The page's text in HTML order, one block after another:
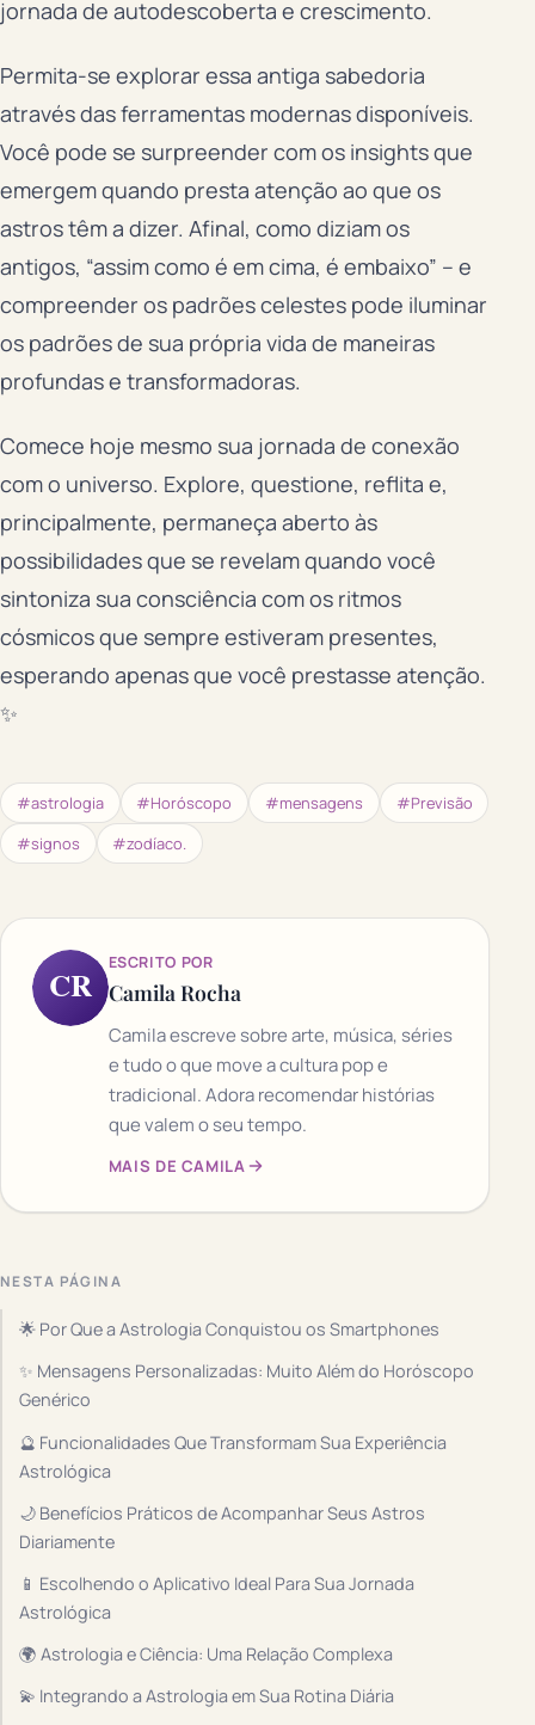
jornada de autodescoberta e crescimento.
Permita-se explorar essa antiga sabedoria
através das ferramentas modernas disponíveis.
Você pode se surpreender com os insights que
emergem quando presta atenção ao que os
astros têm a dizer. Afinal, como diziam os
antigos, “assim como é em cima, é embaixo” – e
compreender os padrões celestes pode iluminar
os padrões de sua própria vida de maneiras
profundas e transformadoras.
Comece hoje mesmo sua jornada de conexão
com o universo. Explore, questione, reflita e,
principalmente, permaneça aberto às
possibilidades que se revelam quando você
sintoniza sua consciência com os ritmos
cósmicos que sempre estiveram presentes,
esperando apenas que você prestasse atenção.
✨
#astrologia #Horóscopo #mensagens
#Previsão
#signos
#zodíaco.
CR
ESCRITO POR
Camila Rocha
Camila escreve sobre arte, música, séries
e tudo o que move a cultura pop e
tradicional. Adora recomendar histórias
que valem o seu tempo.
MAIS DE CAMILA
NESTA PÁGINA
🌟 Por Que a Astrologia Conquistou os Smartphones
✨ Mensagens Personalizadas: Muito Além do Horóscopo
Genérico
🔮 Funcionalidades Que Transformam Sua Experiência
Astrológica
🌙 Benefícios Práticos de Acompanhar Seus Astros
Diariamente
📱 Escolhendo o Aplicativo Ideal Para Sua Jornada
Astrológica
🌍 Astrologia e Ciência: Uma Relação Complexa
💫 Integrando a Astrologia em Sua Rotina Diária